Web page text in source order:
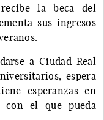
la beca del
sus ingresos
a Ciudad Real
espera
esperanzas en
el que pueda